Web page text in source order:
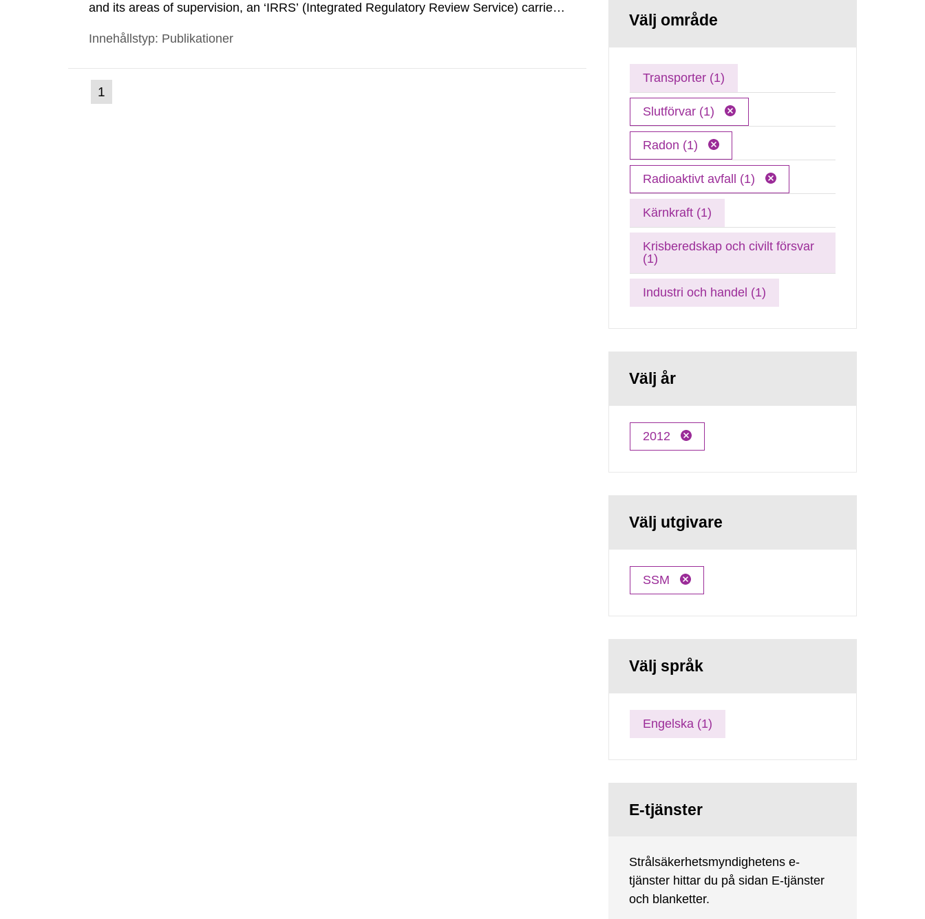
and its areas of supervision, an ‘IRRS’ (Integrated Regulatory Review Service) carried
made a formal request to the IAEA for an IRRS in Sweden. The time...
Innehållstyp: Publikationer
Gå
till
1
Välj område
Transporter (1)
Slutförvar (1)
Radon (1)
Radioaktivt avfall (1)
Kärnkraft (1)
Krisberedskap och civilt försvar
(1)
Industri och handel (1)
Välj år
2012
Välj utgivare
SSM
Välj språk
Engelska (1)
E-tjänster
Strålsäkerhetsmyndighetens e-
tjänster hittar du på sidan E-tjänster
och blanketter.